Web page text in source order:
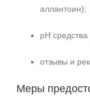
аллантоин);
pH
отзывы и
Меры